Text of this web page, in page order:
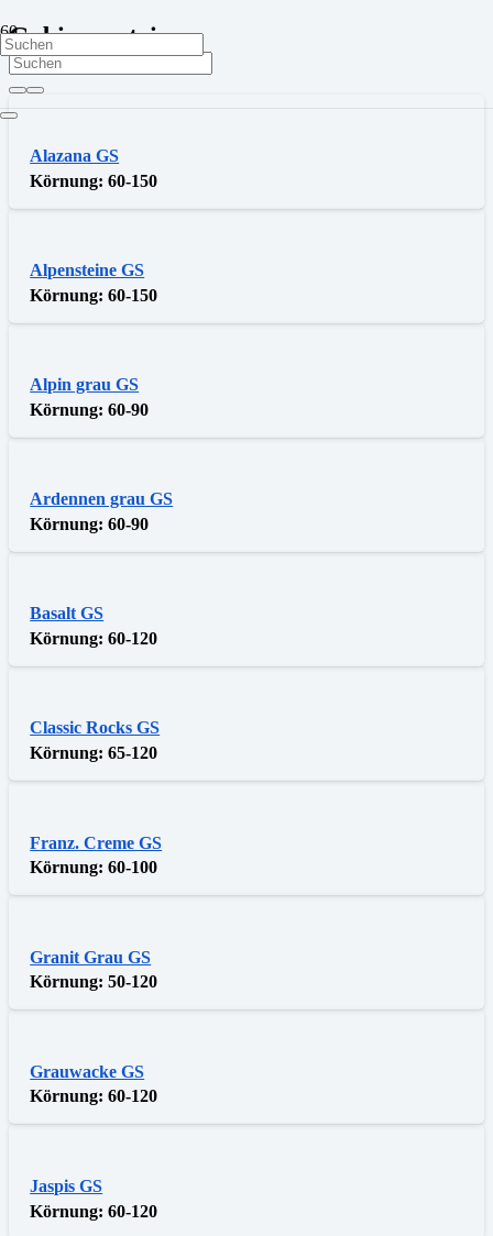
Gabionensteine
Alazana GS
Körnung:60-150
Alpensteine GS
Körnung:60-150
Alpin grau GS
Körnung:60-90
Ardennen grau GS
Körnung:60-90
Basalt GS
Körnung:60-120
Classic Rocks GS
Körnung:65-120
Franz. Creme GS
Körnung:60-100
Granit Grau GS
Körnung:50-120
Grauwacke GS
Körnung:60-120
Jaspis GS
Körnung:60-120